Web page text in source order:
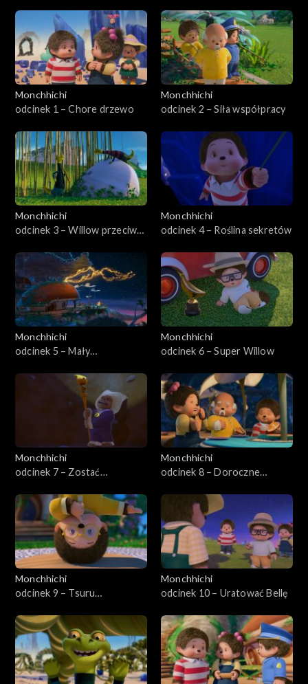
Monchhichi
odcinek 1 – Chore drzewo
Monchhichi
odcinek 2 – Siła współpracy
Monchhichi
odcinek 3 – Willow przeciw
Monchhichi
odcinek 4 – Roślina sekretów
Monchhichi
odcinek 5 – Mały
Monchhichi
odcinek 6 – Super Willow
Monchhichi
odcinek 7 – Zostać
Monchhichi
odcinek 8 – Doroczne
Monchhichi
odcinek 9 – Tsuru
Monchhichi
odcinek 10 – Uratować Bellę